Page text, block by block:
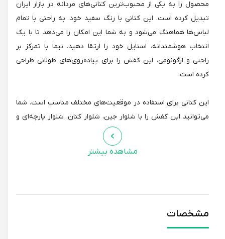
محصول را به یکی از محبوب‌ترین کتانی‌های مردانه در بازار ایران
تبدیل کرده است. این کتانی با رنگ سفید خود، به راحتی با تمام
لباس‌ها هماهنگ می‌شود و به شما این امکان را می‌دهد تا با یک
انتخاب هوشمندانه، استایل خود را ارتقا دهید. نیما با تمرکز بر
راحتی و ارگونومی، این کفش را برای پیاده‌روی‌های طولانی طراحی
کرده است.
این کتانی برای استفاده در موقعیت‌های مختلف مناسب است. شما
می‌توانید این کفش را با شلوار جین، شلوار کتان، شلوار پارچه‌ای و
یا حتی با شلوار ورزشی بپوشید و یک استایل شیک و مدرن ایجاد
کنید. همچنین، این کفش با رنگ‌های مختلف لباس‌ها به خوبی
ست می‌شود و به شما این امکان را می‌دهد تا با یک انتخاب
باکیفیت هستید، این کتانی را به شما پیشنهاد می‌کنیم.
مشاهده بیشتر
مشخصات